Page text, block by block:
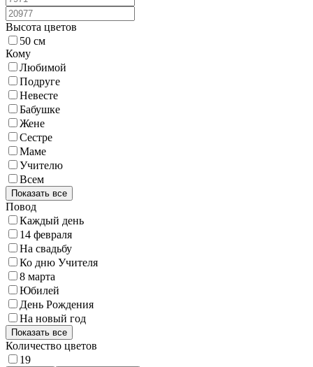
Высота цветов
50 см
Кому
Любимой
Подруге
Невесте
Бабушке
Жене
Сестре
Маме
Учителю
Всем
Показать все
Повод
Каждый день
14 февраля
На свадьбу
Ко дню Учителя
8 марта
Юбилей
День Рождения
На новый год
Показать все
Количество цветов
19